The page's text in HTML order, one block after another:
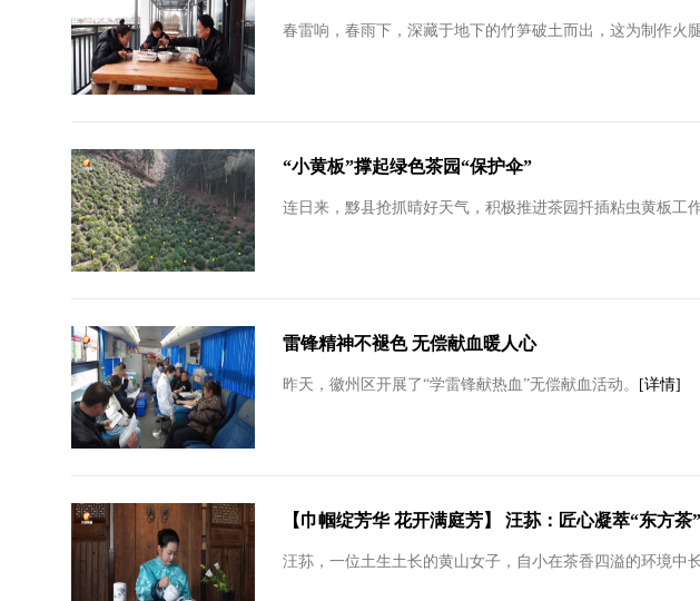
春雷响，春雨下，深藏于地下的竹笋破土而出，这为制作火
“小黄板”撑起绿色茶园“保护伞”
连日来，黟县抢抓晴好天气，积极推进茶园扦插粘虫黄板工
雷锋精神不褪色 无偿献血暖人心
昨天，徽州区开展了“学雷锋献热血”无偿献血活动。 [详情]
【巾帼绽芳华 花开满庭芳】 汪荪：匠心凝萃“东方茶”
汪荪，一位土生土长的黄山女子，自小在茶香四溢的环境中